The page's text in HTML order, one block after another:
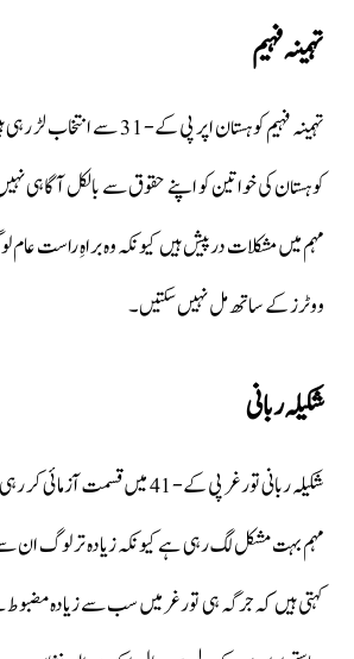
تہمینہ فہیم
تہمینہ فہیم کوہستان اپر پی کے-
کوہستان کی خواتین کو اپنے حقوق سے بالکل آگاہی
مہم میں مشکلات درپیش ہیں کیونکہ وہ براہِ راست عام
ووٹرز کے ساتھ مل نہیں سکتیں۔
شکیلہ ربانی
شکیلہ ربانی تورغر پی کے-41 میں قسمت
مہم بہت مشکل لگ رہی ہے کیونکہ زیادہ تر لوگ ان سے
کہتی ہیں کہ جرگہ ہی تورغر میں سب سے زیادہ